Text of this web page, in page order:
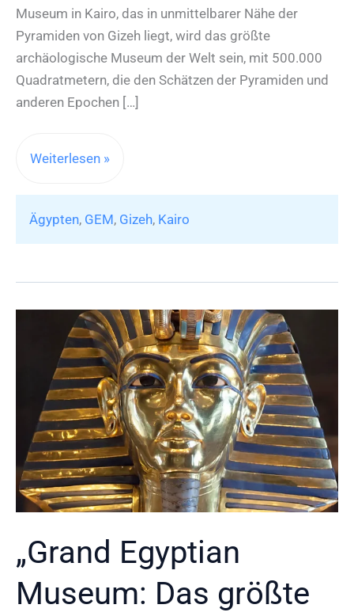
Museum in Kairo, das in unmittelbarer Nähe der
Pyramiden von Gizeh liegt, wird das größte
archäologische Museum der Welt sein, mit 500.000
Quadratmetern, die den Schätzen der Pyramiden und
anderen Epochen […]
Die
Öffnung
des
Museums
teilweise
statt
die
Tutanchamun-
Galerie
bleibt
geschlossen
Weiterlesen »
Ägypten, GEM, Gizeh, Kairo
„Grand Egyptian
Museum: Das größte